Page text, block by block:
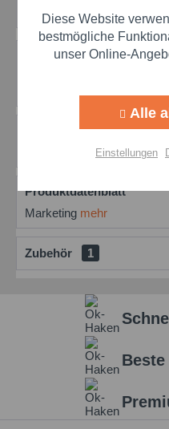
Beschreibung
Bewertungen
0
Bewertungen lesen,
Produktdatenblatt
Marketing mehr
Zubehör 1
Marketing
Personalisierung
Diese Website
bestmögliche
unser Online-
Alle
Einstellungen